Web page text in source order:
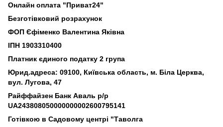
Онлайн оплата "Приват24"
Безготівковий розрахунок
ФОП Єфіменко Валентина Яківна
ІПН 1903310400
Платник єдиного податку 2 група
Юрид.адреса: 09100, Київська область, м. Біла Церква,
вул. Лугова, 47
Райффайзен Банк Аваль р/р
UA243808050000000002600795141
Готівкою в Садовому центрі "Таволга